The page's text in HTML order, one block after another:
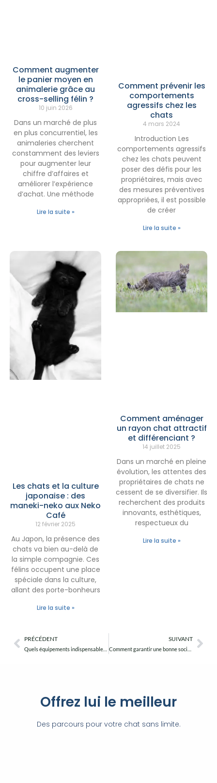
Comment augmenter
le panier moyen en
animalerie grâce au
cross-selling félin ?
10 juin 2026
Dans un marché de plus
en plus concurrentiel, les
animaleries cherchent
constamment des leviers
pour augmenter leur
chiffre d’affaires et
améliorer l’expérience
d’achat. Une méthode
Lire la suite »
Comment prévenir les
comportements
agressifs chez les
chats
4 mars 2024
Introduction Les
comportements agressifs
chez les chats peuvent
poser des défis pour les
propriétaires, mais avec
des mesures préventives
appropriées, il est possible
de créer
Lire la suite »
Les chats et la culture
japonaise : des
maneki-neko aux Neko
Café
12 février 2025
Au Japon, la présence des
chats va bien au-delà de
la simple compagnie. Ces
félins occupent une place
spéciale dans la culture,
allant des porte-bonheurs
Lire la suite »
Comment aménager
un rayon chat attractif
et différenciant ?
14 juillet 2025
Dans un marché en pleine
évolution, les attentes des
propriétaires de chats ne
cessent de se diversifier. Ils
recherchent des produits
innovants, esthétiques,
respectueux du
Lire la suite »
Précédent
PRÉCÉDENT SUIVANT
Offrez lui le meilleur
Des parcours pour votre chat sans limite.